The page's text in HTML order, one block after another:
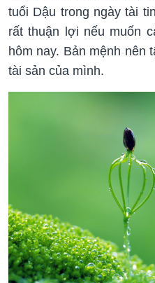
tuổi Dậu trong ngày tài
rất thuận lợi nếu muốn
hôm nay. Bản mệnh nên
tài sản của mình.